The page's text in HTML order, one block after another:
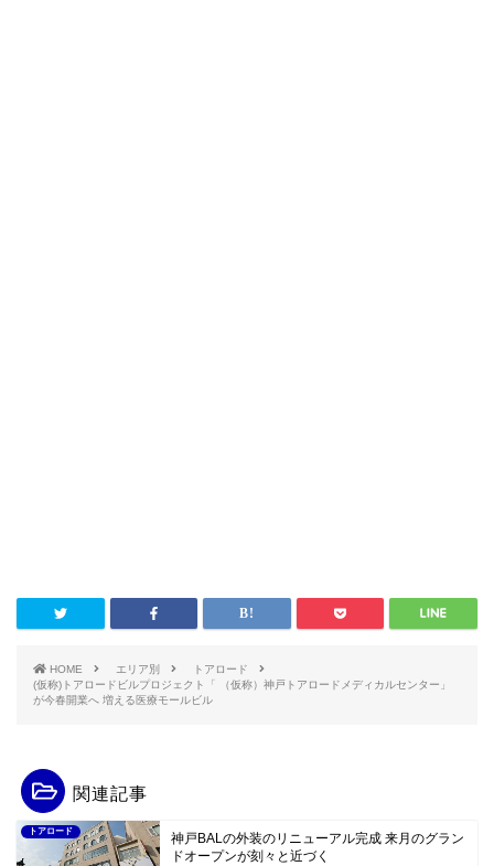
HOME エリア別
トアロード
(仮称)トアロードビルプロジェクト「 （仮称）神戸トアロードメディカルセンター」
が今春開業へ 増える医療モールビル
関連記事
トアロード
神戸BALの外装のリニューアル完成 来月のグラン
ドオープンが刻々と近づく